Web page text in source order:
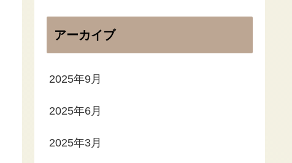
アーカイブ
2025年9月
2025年6月
2025年3月